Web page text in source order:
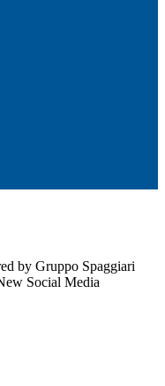
by Gruppo Spaggiari
Social Media